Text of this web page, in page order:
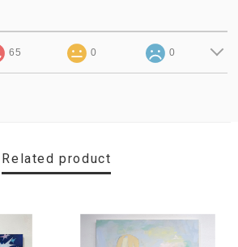
65 0 0
Related product